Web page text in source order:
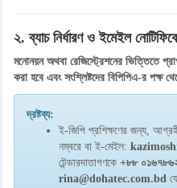
২. ব্যাচ নির্ধারণ ও ইমেইল
মনোনয়ন অথবা রেজিস্ট্রেশনের ভিত্তিতে
করা হবে এবং সংশ্লিষ্টদের বিপিপিএ-র পক্ষ
দ্রষ্টব্য:
ই-জিপি প্রশিক্ষণের জন্য,
নম্বরে বা ই-মেইল:
টেন্ডারদাতাগণকে +৮৮
rina@dohatec.com.bd